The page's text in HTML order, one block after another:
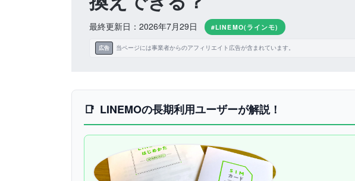
最終更新日：2026年7月29日 #LINEMO(ラインモ)
広告 当ページには事業者からのアフィリエイト広告が含まれています。
LINEMOの長期利用ユーザーが解説！